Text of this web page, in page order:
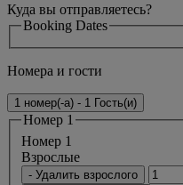
Куда вы отправляетесь?
Booking Dates
Номера и гости
1 номер(-а) - 1 Гость(и)
Номер 1
Номер 1
Bзрослые
- Удалить взрослого